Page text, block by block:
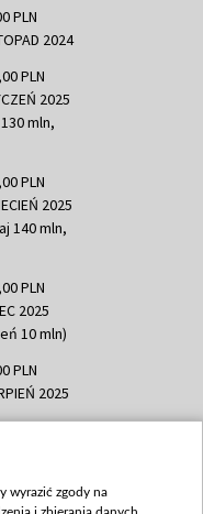
PLN
2024
PLN
2025
mln,
PLN
2025
140 mln,
PLN
2025
10 mln)
PLN
2025
PLN
350
wyrazić zgody na